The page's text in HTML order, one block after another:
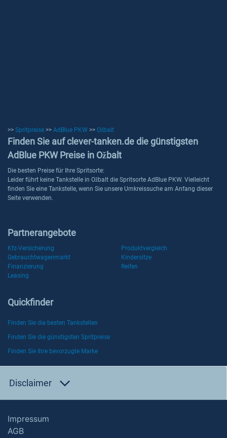
>> Spritpreise >> AdBlue PKW >> Ožbalt
Finden Sie auf clever-tanken.de die günstigsten
AdBlue PKW Preise in Ožbalt
Die besten Preise für Ihre Spritsorte:
Leider führt keine Tankstelle in Ožbalt die Spritsorte AdBlue PKW. Vielleicht
finden Sie eine Tankstelle, wenn Sie unsere Umkreissuche am Anfang dieser
Seite verwenden.
Partnerangebote
Kfz-Versicherung
Produktvergleich
Gebrauchtwagenmarkt
Kindersitze
Finanzierung
Reifen
Leasing
Quickfinder
Finden Sie die besten Tankstellen
Finden Sie die günstigsten Spritpreise
Finden Sie Ihre bevorzugte Marke
Disclaimer
Impressum
AGB